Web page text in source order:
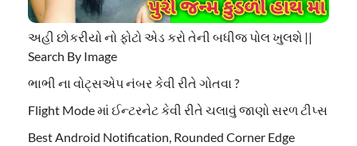
અહી છોકરીયો નો ફોટો એડ કરો તેની બધીજ પોલ ખુલશે ||
Search By Image
ભાભી ના વોટ્સએપ નંબર કેવી રીતે ગોતવા ?
Flight Mode માં ઈન્ટરનેટ કેવી રીતે ચલાવું જાણો સરળ ટીપ્સ
Best Android Notification, Rounded Corner Edge